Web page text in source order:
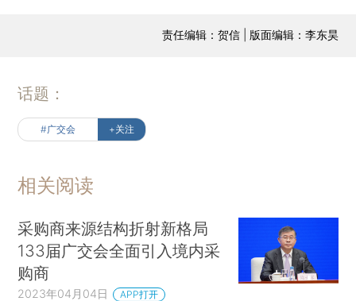
责任编辑：贺信 | 版面编辑：李东昊
话题：
#广交会 +关注
相关阅读
采购商来源结构折射新格局
133届广交会全面引入境内采
购商
2023年04月04日 APP打开